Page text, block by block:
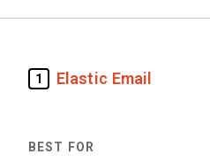
1 Elastic Email